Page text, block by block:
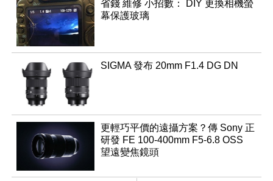
省錢 維修 小招數： DIY 更換相機螢
幕保護玻璃
SIGMA 發布 20mm F1.4 DG DN
更輕巧平價的遠攝方案？傳 Sony 正
研發 FE 100-400mm F5-6.8 OSS
望遠變焦鏡頭